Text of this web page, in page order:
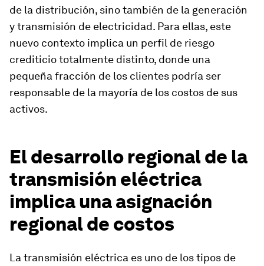
de la distribución, sino también de la generación
y transmisión de electricidad. Para ellas, este
nuevo contexto implica un perfil de riesgo
crediticio totalmente distinto, donde una
pequeña fracción de los clientes podría ser
responsable de la mayoría de los costos de sus
activos.
El desarrollo regional de la
transmisión eléctrica
implica una asignación
regional de costos
La transmisión eléctrica es uno de los tipos de